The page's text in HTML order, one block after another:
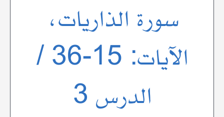
سورة الذاريات،
الآيات: 15-36 /
الدرس 3